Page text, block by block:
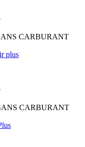
CARBURANT
plus
CARBURANT